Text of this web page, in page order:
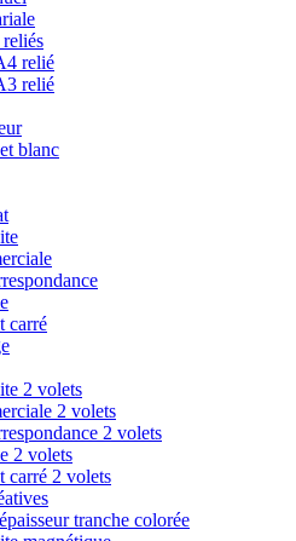
relié
relié
blanc
carré
2 volets
2 volets
2 volets
2 volets
carré 2 volets
tranche colorée